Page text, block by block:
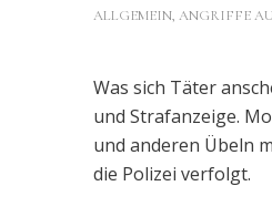
ALLGEMEIN, ANGRIFFE
Was sich Täter
und Strafanzeige.
und anderen Übeln
die Polizei verfolgt.